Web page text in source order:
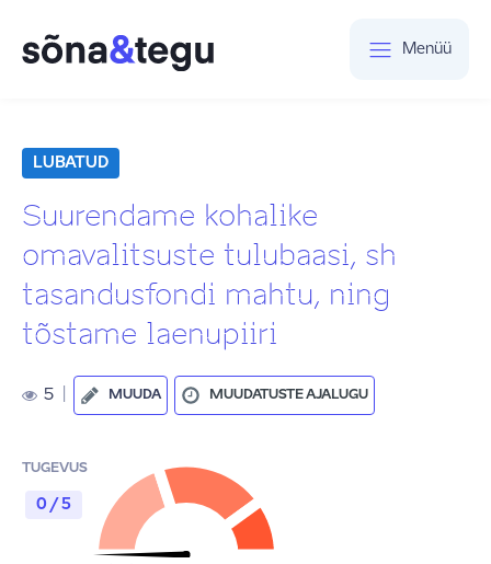
Menüü
LUBATUD
Suurendame kohalike
omavalitsuste tulubaasi, sh
tasandusfondi mahtu, ning
tõstame laenupiiri
5 MUUDA MUUDATUSTE AJALUGU
TUGEVUS
0 / 5